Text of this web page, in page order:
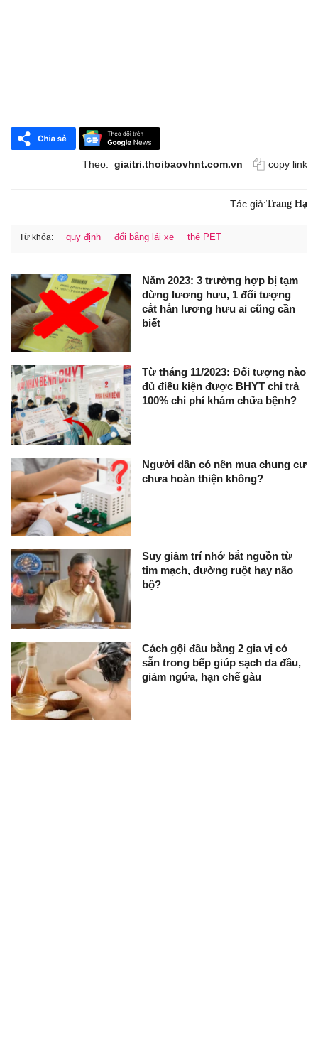
Theo: giaitri.thoibaovhnt.com.vn copy link
Tác giả:Trang Hạ
Từ khóa: quy định đổi bẳng lái xe thẻ PET
Năm 2023: 3 trường hợp bị tạm
dừng lương hưu, 1 đối tượng
cắt hẳn lương hưu ai cũng cần
biết
Từ tháng 11/2023: Đối tượng nào
đủ điều kiện được BHYT chi trả
100% chi phí khám chữa bệnh?
Người dân có nên mua chung cư
chưa hoàn thiện không?
Suy giảm trí nhớ bắt nguồn từ
tim mạch, đường ruột hay não
bộ?
Cách gội đầu bằng 2 gia vị có
sẵn trong bếp giúp sạch da đầu,
giảm ngứa, hạn chế gàu